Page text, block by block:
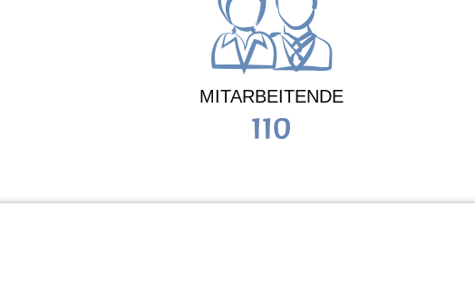
MITARBEITENDE
110